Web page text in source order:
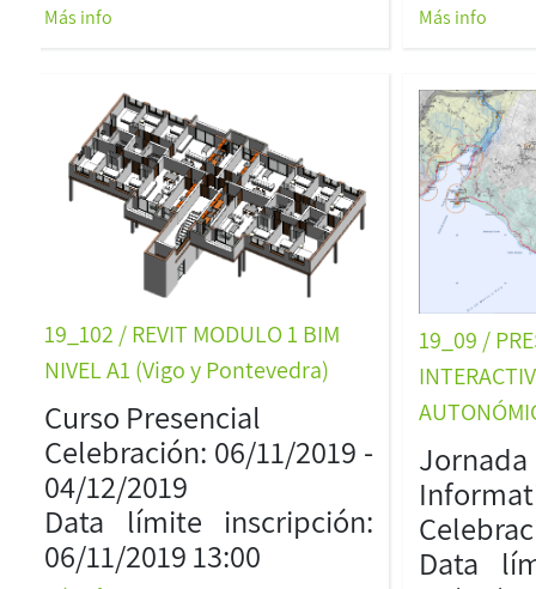
Más info Más info
19_102 / REVIT MODULO 1 BIM
NIVEL A1 (Vigo y Pontevedra)
Curso Presencial
Celebración: 06/11/2019 -
04/12/2019
Data límite inscripción:
06/11/2019 13:00
19_09 /
Jornada
Data